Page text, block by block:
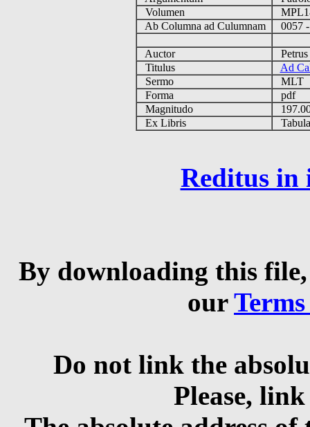
Volumen
Ab Columna ad Culumnam
0057
Auctor
Petrus
Titulus
Ad
Sermo
MLT
Forma
pdf
Magnitudo
Ex Libris
Reditus in
By downloading this
our
Do not link the
Please,